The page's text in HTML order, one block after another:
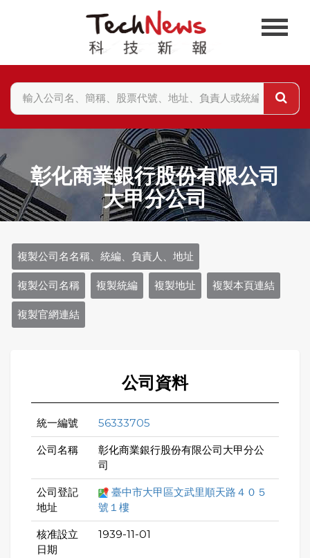
彰化商業銀行股份有限公司
大甲分公司
複製公司名名稱、統編、負責人、地址
複製公司名稱 複製統編 複製地址 複製本頁連結
複製官網連結
公司資料
統一編號 56333705
公司名稱
彰化商業銀行股份有限公司大甲分公
司
公司登記
地址
臺中市大甲區文武里順天路４０５
號１樓
核准設立
日期
1939-11-01